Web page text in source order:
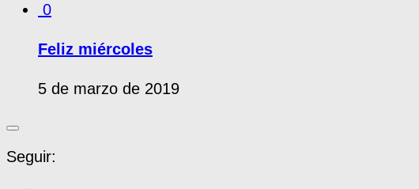
0
Feliz miércoles
5 de marzo de 2019
Seguir: